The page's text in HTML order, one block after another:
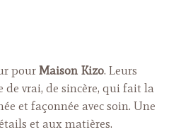
pour Maison Kizo. Leurs
de vrai, de sincère, qui fait la
et façonnée avec soin. Une
et aux matières.